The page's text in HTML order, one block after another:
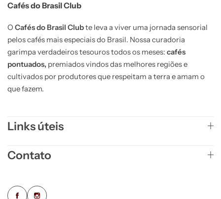
Cafés do Brasil Club
O Cafés do Brasil Clubte leva a viver uma jornada sensorial
pelos cafés mais especiais do Brasil. Nossa curadoria
garimpa verdadeiros tesouros todos os meses: cafés
pontuados, premiados vindos das melhores regiões e
cultivados por produtores que respeitam a terra e amam o
que fazem.
Links úteis
Contato